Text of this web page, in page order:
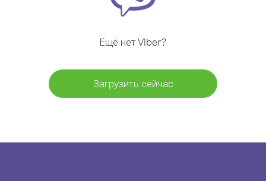
Ещё нет Viber?
Загрузить сейчас